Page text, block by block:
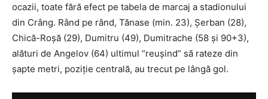
ocazii, toate fără efect pe tabela de marcaj a stadionului
din Crâng. Rând pe rând, Tănase (min. 23), Şerban (28),
Chică-Roşă (29), Dumitru (49), Dumitrache (58 şi 90+3),
alături de Angelov (64) ultimul “reuşind” să rateze din
şapte metri, poziţie centrală, au trecut pe lângă gol.